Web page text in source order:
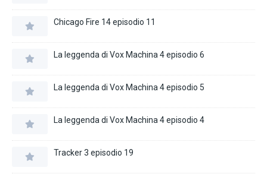
Chicago Fire 14 episodio 11
La leggenda di Vox Machina 4 episodio 6
La leggenda di Vox Machina 4 episodio 5
La leggenda di Vox Machina 4 episodio 4
Tracker 3 episodio 19